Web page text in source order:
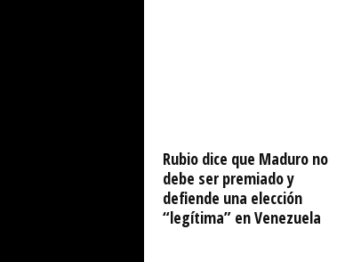
Rubio dice que Maduro no
debe ser premiado y
defiende una elección
“legítima” en Venezuela